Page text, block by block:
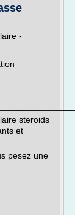
-
steroids
et
pesez une